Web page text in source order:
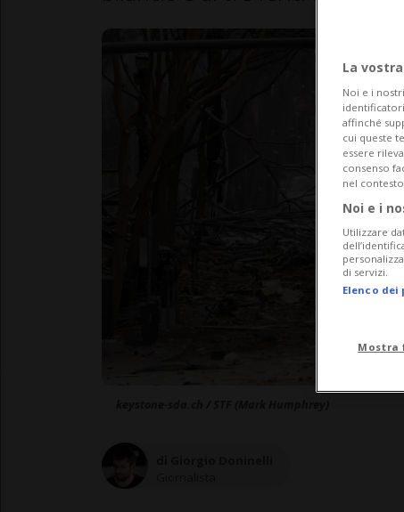
La
Noi e i nostri
affinché
cui queste
essere
consenso
nel
Noi e i
Utilizzare
di servizi.
Elenco